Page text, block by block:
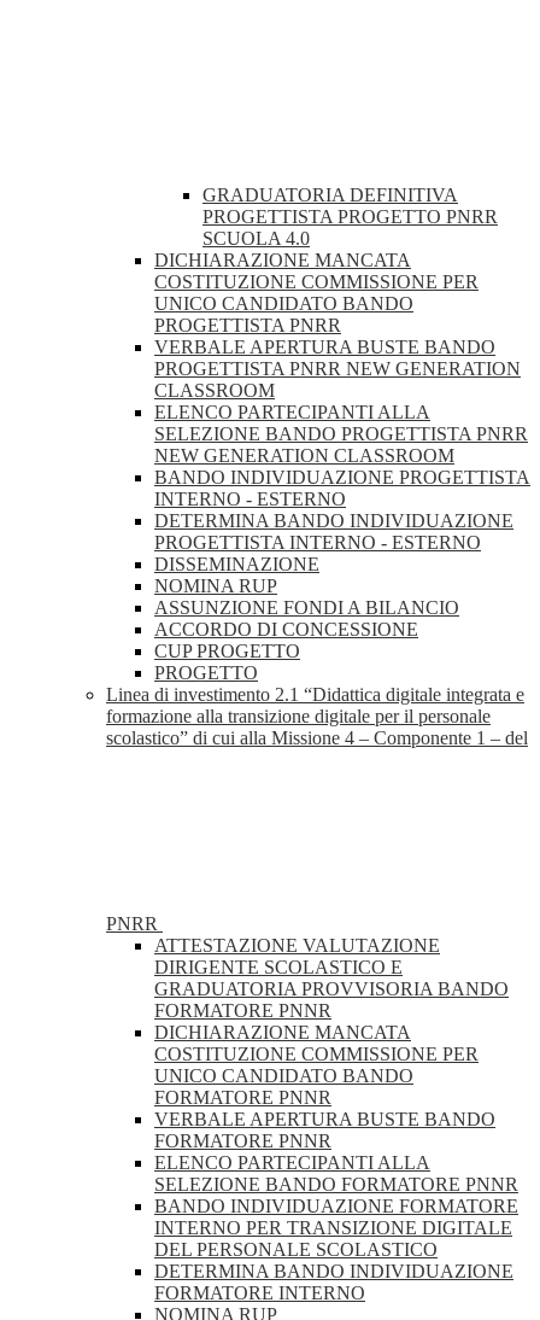
GRADUATORIA DEFINITIVA
PROGETTISTA PROGETTO PNRR
SCUOLA 4.0
DICHIARAZIONE MANCATA
COSTITUZIONE COMMISSIONE PER
UNICO CANDIDATO BANDO
PROGETTISTA PNRR
VERBALE APERTURA BUSTE BANDO
PROGETTISTA PNRR NEW GENERATION
CLASSROOM
ELENCO PARTECIPANTI ALLA
SELEZIONE BANDO PROGETTISTA PNRR
NEW GENERATION CLASSROOM
BANDO INDIVIDUAZIONE PROGETTISTA
INTERNO - ESTERNO
DETERMINA BANDO INDIVIDUAZIONE
PROGETTISTA INTERNO - ESTERNO
DISSEMINAZIONE
NOMINA RUP
ASSUNZIONE FONDI A BILANCIO
ACCORDO DI CONCESSIONE
CUP PROGETTO
PROGETTO
Linea di investimento 2.1 “Didattica digitale integrata e
formazione alla transizione digitale per il personale
scolastico” di cui alla Missione 4 – Componente 1 – del
PNRR
ATTESTAZIONE VALUTAZIONE
DIRIGENTE SCOLASTICO E
GRADUATORIA PROVVISORIA BANDO
FORMATORE PNNR
DICHIARAZIONE MANCATA
COSTITUZIONE COMMISSIONE PER
UNICO CANDIDATO BANDO
FORMATORE PNNR
VERBALE APERTURA BUSTE BANDO
FORMATORE PNNR
ELENCO PARTECIPANTI ALLA
SELEZIONE BANDO FORMATORE PNNR
BANDO INDIVIDUAZIONE FORMATORE
INTERNO PER TRANSIZIONE DIGITALE
DEL PERSONALE SCOLASTICO
DETERMINA BANDO INDIVIDUAZIONE
FORMATORE INTERNO
NOMINA RUP